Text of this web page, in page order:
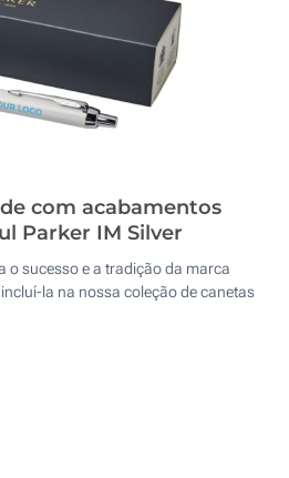
com acabamentos
Parker IM Silver
o sucesso e a tradição da marca
la na nossa coleção de canetas